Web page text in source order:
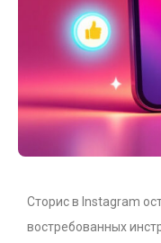
Сторис в Instagram
востребованных